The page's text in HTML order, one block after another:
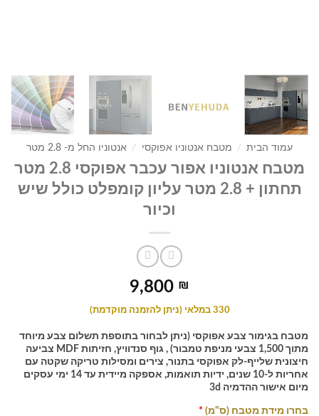
עמוד הבית / מטבח אנטוניו אפוקסי / אנטוניו החל מ- 2.8 מטר
מטבח אנטוניו אפור עכבר אפוקסי 2.8 מטר
תחתון + 2.8 מטר עליון קומפלט כולל שיש
וכיור
9,800 ₪
330 במלאי (ניתן להזמנה מוקדמת)
מטבח בגימור צבע אפוקסי (ניתן לבחור בתוספת תשלום צבע מיוחד
מתוך 1,500 צבעי מניפת טמבור) , גוף סנדוויץ, חזיתות MDF צביעה
חיצונית שלייף-לק אפוקסי בתנור, צירים ומסילות טריקה שקטה עם
אחריות ל-10 שנים, ידיות תואמות, אספקה מיידית עד 14 ימי עסקים
מיום אישור ההדמיה 3d
בחרו מידת מטבח (ס"מ) *